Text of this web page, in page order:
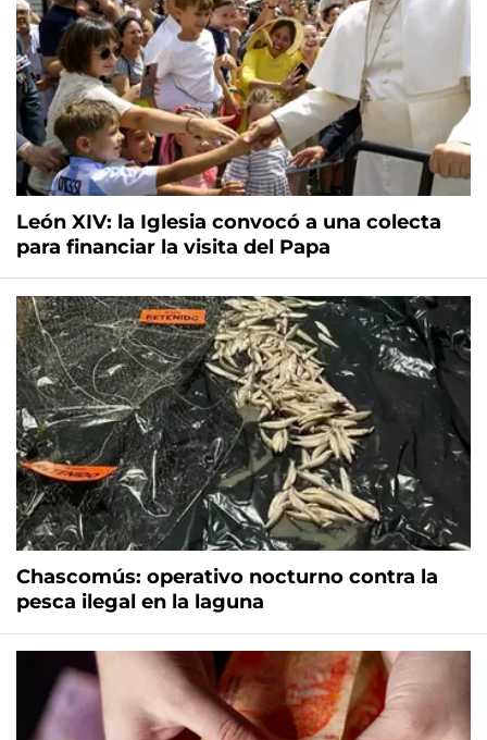
León XIV: la Iglesia convocó a una colecta
para financiar la visita del Papa
Chascomús: operativo nocturno contra la
pesca ilegal en la laguna